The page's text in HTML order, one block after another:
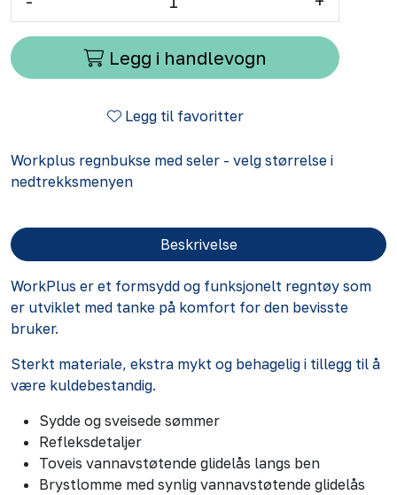
Legg i handlevogn
Legg til favoritter
Workplus regnbukse med seler - velg størrelse i
nedtrekksmenyen
Beskrivelse
WorkPlus er et formsydd og funksjonelt regntøy som
er utviklet med tanke på komfort for den bevisste
bruker.
Sterkt materiale, ekstra mykt og behagelig i tillegg til å
være kuldebestandig.
Sydde og sveisede sømmer
Refleksdetaljer
Toveis vannavstøtende glidelås langs ben
Brystlomme med synlig vannavstøtende glidelås